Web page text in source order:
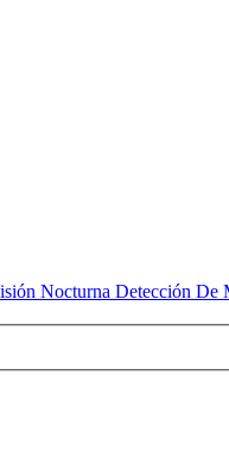
Nocturna Detección De